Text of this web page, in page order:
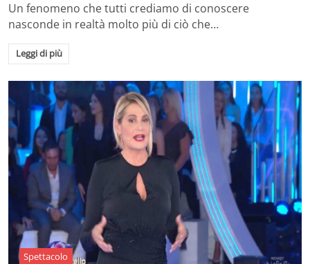
Un fenomeno che tutti crediamo di conoscere
nasconde in realtà molto più di ciò che…
Leggi di più
Spettacolo